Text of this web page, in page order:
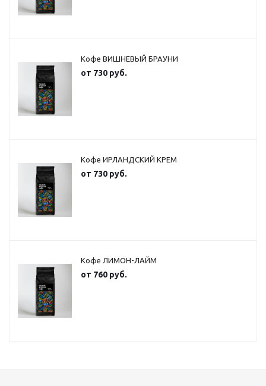
Кофе ВИШНЕВЫЙ БРАУНИ
от 730 руб.
Кофе ИРЛАНДСКИЙ КРЕМ
от 730 руб.
Кофе ЛИМОН-ЛАЙМ
от 760 руб.